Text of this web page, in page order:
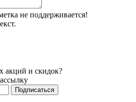
не поддерживается!
акций и скидок?
Подписаться